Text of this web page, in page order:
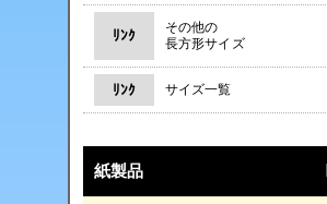
ﾘﾝｸ
その他の
長方形サイズ
ﾘﾝｸ サイズ一覧
紙製品